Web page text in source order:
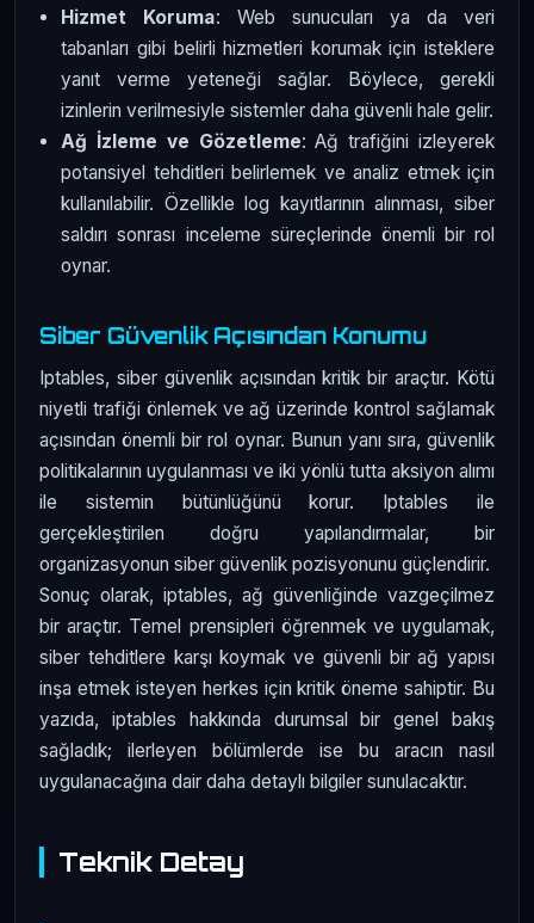
Hizmet Koruma: Web sunucuları ya da veri
tabanları gibi belirli hizmetleri korumak için isteklere
yanıt verme yeteneği sağlar. Böylece, gerekli
izinlerin verilmesiyle sistemler daha güvenli hale gelir.
Ağ İzleme ve Gözetleme: Ağ trafiğini izleyerek
potansiyel tehditleri belirlemek ve analiz etmek için
kullanılabilir. Özellikle log kayıtlarının alınması, siber
saldırı sonrası inceleme süreçlerinde önemli bir rol
oynar.
Siber Güvenlik Açısından Konumu
Iptables, siber güvenlik açısından kritik bir araçtır. Kötü
niyetli trafiği önlemek ve ağ üzerinde kontrol sağlamak
açısından önemli bir rol oynar. Bunun yanı sıra, güvenlik
politikalarının uygulanması ve iki yönlü tutta aksiyon alımı
ile sistemin bütünlüğünü korur. Iptables ile
gerçekleştirilen doğru yapılandırmalar, bir
organizasyonun siber güvenlik pozisyonunu güçlendirir.
Sonuç olarak, iptables, ağ güvenliğinde vazgeçilmez
bir araçtır. Temel prensipleri öğrenmek ve uygulamak,
siber tehditlere karşı koymak ve güvenli bir ağ yapısı
inşa etmek isteyen herkes için kritik öneme sahiptir. Bu
yazıda, iptables hakkında durumsal bir genel bakış
sağladık; ilerleyen bölümlerde ise bu aracın nasıl
uygulanacağına dair daha detaylı bilgiler sunulacaktır.
Teknik Detay